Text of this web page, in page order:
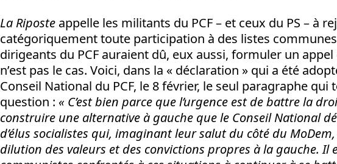
La Riposte appelle les militants du PCF – et ceux du PS – à
catégoriquement toute participation à des listes
dirigeants du PCF auraient dû, eux aussi, formuler un appel
n’est pas le cas. Voici, dans la « déclaration » qui a été
Conseil National du PCF, le 8 février, le seul paragraphe qui
question : « C’est bien parce que l’urgence est de battre la
construire une alternative à gauche que le Conseil National
d’élus socialistes qui, imaginant leur salut du côté du
dilution des valeurs et des convictions propres à la gauche. Il